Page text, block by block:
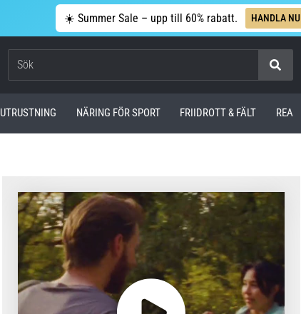
☀️ Summer Sale – upp till 60% rabatt. HANDLA NU
UTRUSTNING NÄRING FÖR SPORT FRIIDROTT & FÄLT REA